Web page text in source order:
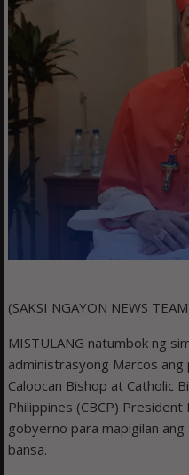
(SAKSI NGAYON NEWS
MISTULANG natumbok ng
administrasyong Marcos ang
Caloocan Bishop at Catholic
Philippines (CBCP)
gobyerno para mapigilan
bansa.